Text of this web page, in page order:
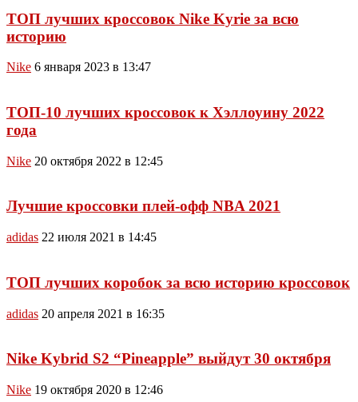
ТОП лучших кроссовок Nike Kyrie за всю
историю
Nike 6 января 2023 в 13:47
ТОП-10 лучших кроссовок к Хэллоуину 2022
года
Nike 20 октября 2022 в 12:45
Лучшие кроссовки плей-офф NBA 2021
adidas 22 июля 2021 в 14:45
ТОП лучших коробок за всю историю кроссовок
adidas 20 апреля 2021 в 16:35
Nike Kybrid S2 “Pineapple” выйдут 30 октября
Nike 19 октября 2020 в 12:46